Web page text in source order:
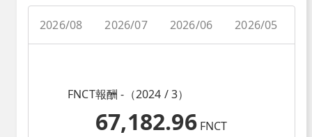
2026/08 2026/07 2026/06 2026/05
FNCT報酬 -（2024 / 3）
67,182.96 FNCT